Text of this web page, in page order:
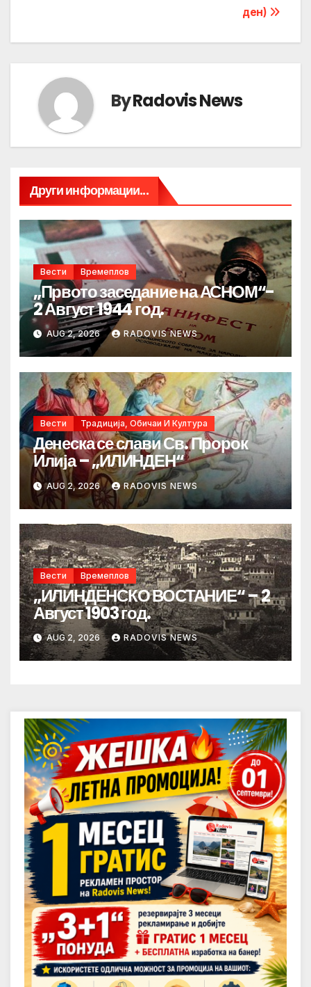
ден)
ByRadovis News
Други информации...
Вести Времеплов
„Првото заседание на АСНОМ“-
2 Август 1944 год.
AUG 2, 2026 RADOVIS NEWS
Вести Традиција, Обичаи И Култура
Денеска се слави Св. Пророк
Илија – „ИЛИНДЕН“
AUG 2, 2026 RADOVIS NEWS
Вести Времеплов
„ИЛИНДЕНСКО ВОСТАНИЕ“ – 2
Август 1903 год.
AUG 2, 2026 RADOVIS NEWS